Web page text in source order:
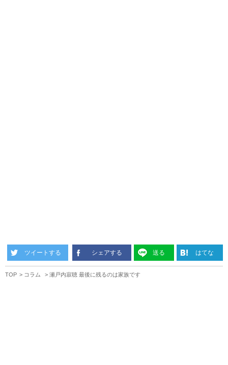
ツイートする シェアする 送る はてな
TOP コラム 瀬戸内寂聴 最後に残るのは家族です